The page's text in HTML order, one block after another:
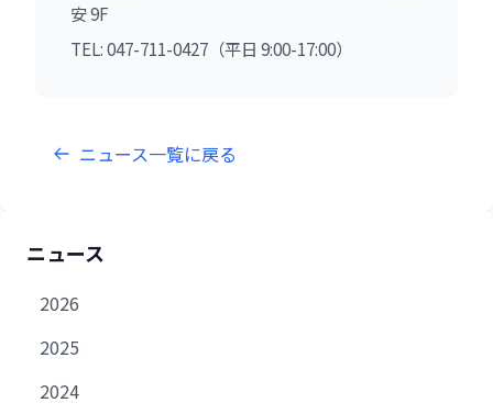
安 9F
TEL: 047-711-0427（平日 9:00-17:00）
ニュース一覧に戻る
ニュース
2026
2025
2024